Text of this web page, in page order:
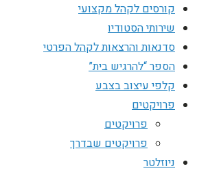
קורסים לקהל מקצועי
שירותי הסטודיו
סדנאות והרצאות לקהל הפרטי
הספר “להרגיש בית”
קלפי עיצוב בצבע
פרויקטים
פרויקטים
פרויקטים שבדרך
ניוזלטר